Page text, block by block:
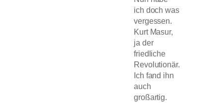
ich doch was
vergessen.
Kurt Masur,
ja der
friedliche
Revolutionär.
Ich fand ihn
auch
großartig.